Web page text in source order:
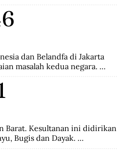
Indonesia sepakat
diserahakan kepadanya
dan Belandfa di Jakarta
masalah kedua negara.
Barat. Kesultanan ini didirikan
Bugis dan Dayak.